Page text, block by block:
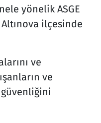
yönelik ASGE
ilçesinde
ve
ve